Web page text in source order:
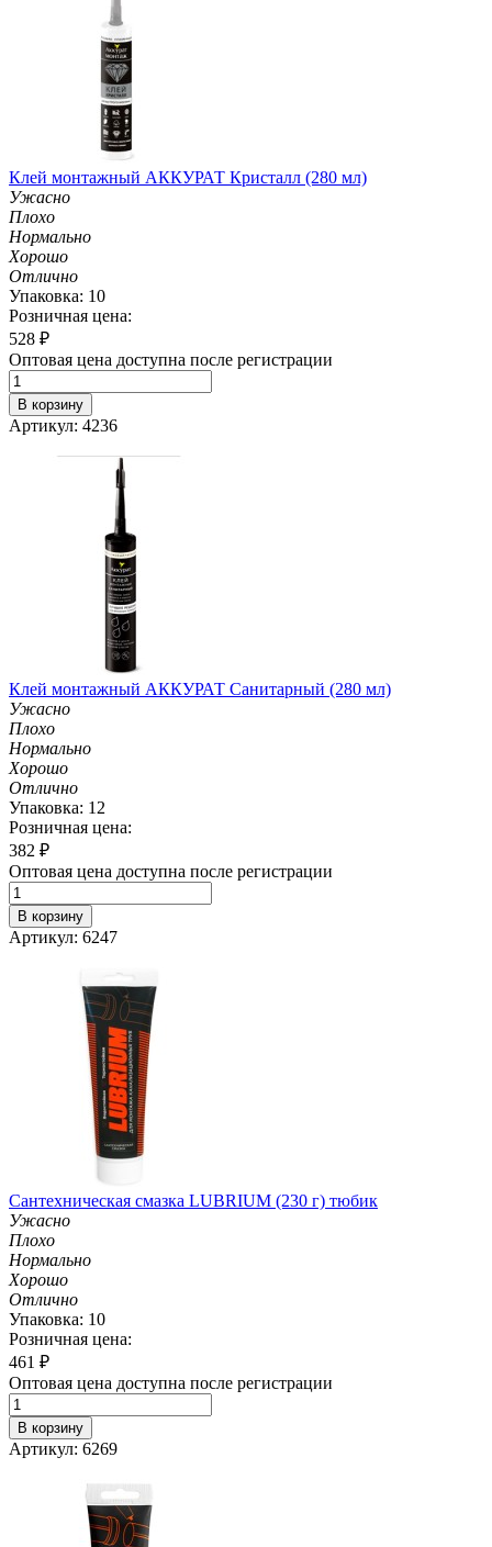
Клей монтажный АККУРАТ Кристалл (280 мл)
Ужасно
Плохо
Нормально
Хорошо
Отлично
Упаковка: 10
Розничная цена:
528 ₽
Оптовая цена доступна после регистрации
В корзину
Артикул: 4236
Клей монтажный АККУРАТ Санитарный (280 мл)
Ужасно
Плохо
Нормально
Хорошо
Отлично
Упаковка: 12
Розничная цена:
382 ₽
Оптовая цена доступна после регистрации
В корзину
Артикул: 6247
Сантехническая смазка LUBRIUM (230 г) тюбик
Ужасно
Плохо
Нормально
Хорошо
Отлично
Упаковка: 10
Розничная цена:
461 ₽
Оптовая цена доступна после регистрации
В корзину
Артикул: 6269